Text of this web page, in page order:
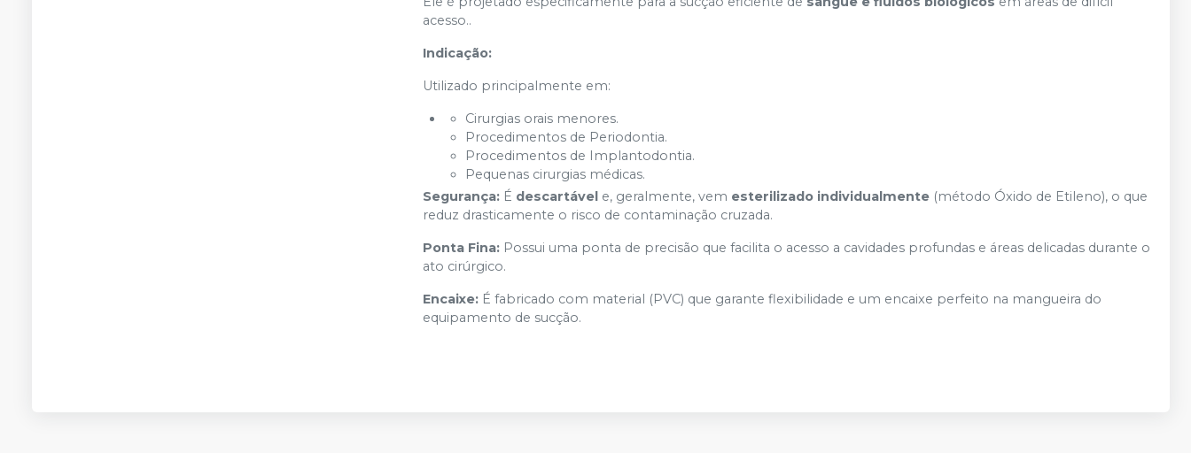
acesso..
Indicação:
Utilizado principalmente em:
Cirurgias orais menores.
Procedimentos de Periodontia.
Procedimentos de Implantodontia.
Pequenas cirurgias médicas.
Segurança: É descartável e, geralmente, vem esterilizado individualmente (método Óxido de Etileno), o que
reduz drasticamente o risco de contaminação cruzada.
Ponta Fina: Possui uma ponta de precisão que facilita o acesso a cavidades profundas e áreas delicadas durante o
ato cirúrgico.
Encaixe: É fabricado com material (PVC) que garante flexibilidade e um encaixe perfeito na mangueira do
equipamento de sucção.